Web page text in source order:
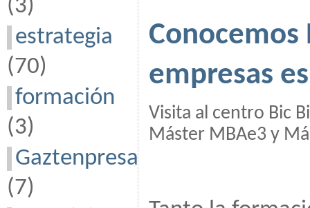
(3)
estrategia
(70)
formación
(3)
Gaztenpresa
(7)
Conocemos
empresas
Visita al centro Bic
Máster MBAe3 y